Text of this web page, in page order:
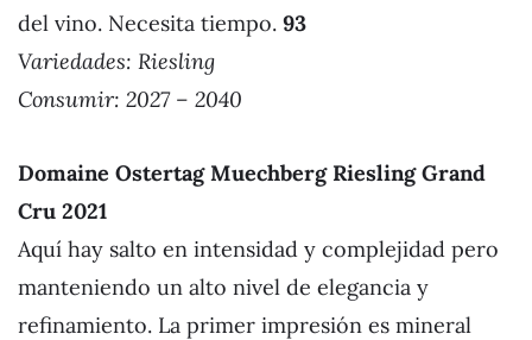
del vino. Necesita tiempo. 93
Variedades: Riesling
Consumir: 2027 – 2040
Domaine Ostertag Muechberg Riesling Grand
Cru 2021
Aquí hay salto en intensidad y complejidad pero
manteniendo un alto nivel de elegancia y
refinamiento. La primer impresión es mineral